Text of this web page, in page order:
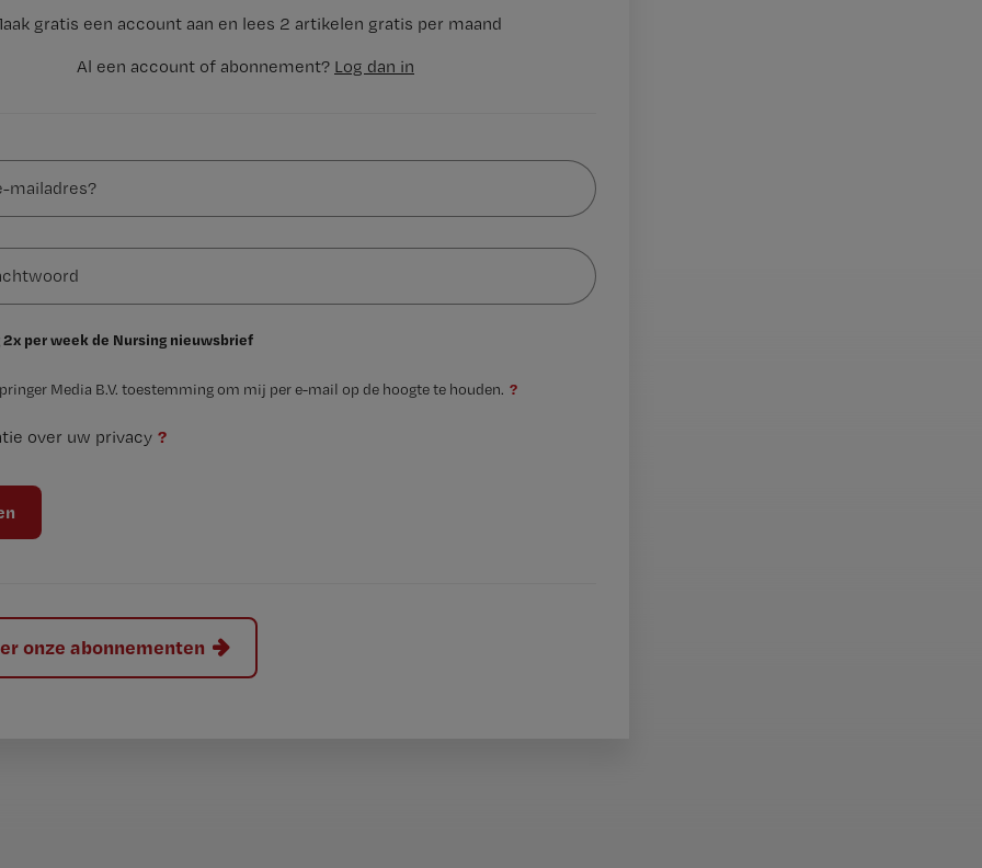
gratis een account aan en lees 2 artikelen gratis per maand
Al een account of abonnement? Log dan in
2x per week de Nursing nieuwsbrief
Media B.V. toestemming om mij per e-mail op de hoogte te houden. ?
over uw privacy ?
onze abonnementen